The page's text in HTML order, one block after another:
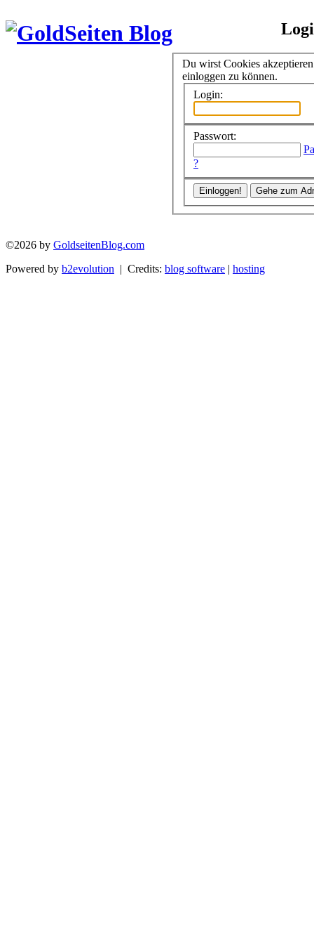
Du wirst Cookies
einloggen zu können.
Login:
Passwort:
?
©2026 by GoldseitenBlog.com
Powered by b2evolution | Credits: blog software | hosting